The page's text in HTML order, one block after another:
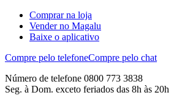
Comprar na loja
Vender no Magalu
Baixe o aplicativo
Compre pelo telefoneCompre pelo chat
Número de telefone 0800 773 3838
Seg. à Dom. exceto feriados das 8h às 20h